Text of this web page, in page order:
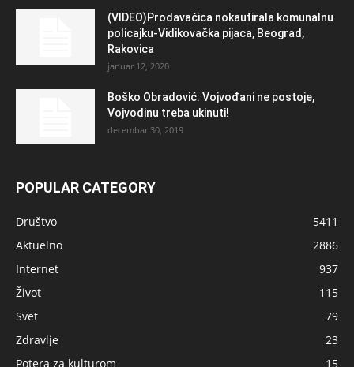
(VIDEO)Prodavačica nokautirala komunalnu
policajku-Vidikovačka pijaca, Beograd,
Rakovica
januar 12, 2020
Boško Obradović: Vojvođani ne postoje,
Vojvodinu treba ukinuti!
decembar 30, 2019
POPULAR CATEGORY
Društvo
5411
Aktuelno
2886
Internet
937
Život
115
Svet
79
Zdravlje
23
Potera za kulturom
15